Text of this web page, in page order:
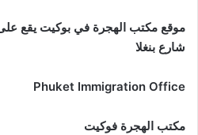
موقع مكتب الهجرة في بوكيت يقع
شارع بنغلا
Phuket Immigration Office
مكتب الهجرة فوكيت